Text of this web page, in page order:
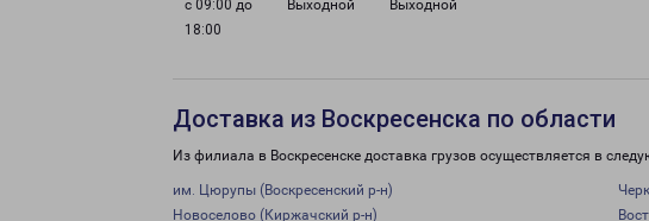
с 09:00 до
18:00
Выходной Выходной
Доставка из Воскресенска по области
Из филиала в Воскресенске доставка грузов осуществляется в
им. Цюрупы (Воскресенский р-н)
Новоселово (Киржачский р-н)